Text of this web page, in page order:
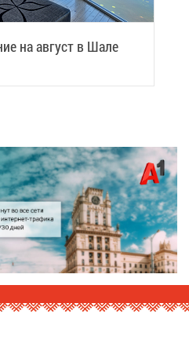
на ав­густ в Ша­ле